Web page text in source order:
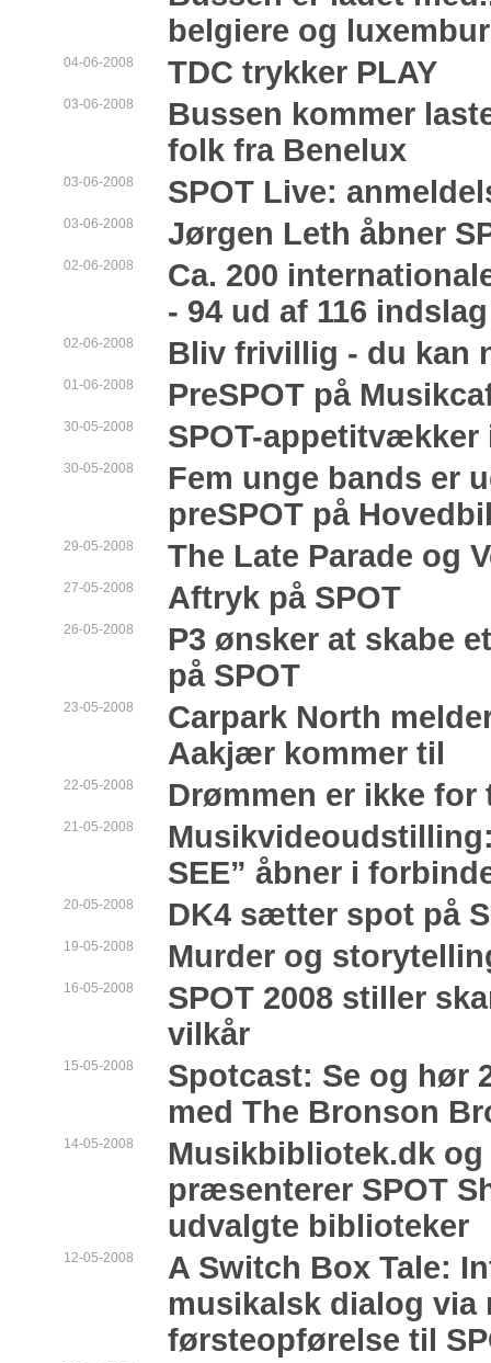
belgiere og
04-06-2008 TDC trykker PLAY
03-06-2008
Bussen kommer
folk fra Benelux
03-06-2008 SPOT Live:
03-06-2008 Jørgen Leth åbner
02-06-2008
Ca. 200
- 94 ud af 116
02-06-2008 Bliv frivillig - du kan
01-06-2008 PreSPOT på
30-05-2008 SPOT-appetitvækker
30-05-2008
Fem unge bands er
preSPOT på
29-05-2008 The Late Parade og
27-05-2008 Aftryk på SPOT
26-05-2008
P3 ønsker at skabe
på SPOT
23-05-2008
Carpark North
Aakjær kommer til
22-05-2008 Drømmen er ikke for
21-05-2008
Musikvideoudstilling:
SEE” åbner i
20-05-2008 DK4 sætter spot på
19-05-2008 Murder og
16-05-2008
SPOT 2008 stiller
vilkår
15-05-2008
Spotcast: Se og hør
med The Bronson
14-05-2008
Musikbibliotek.dk og
præsenterer SPOT
udvalgte biblioteker
12-05-2008
A Switch Box Tale:
musikalsk dialog via
førsteopførelse til